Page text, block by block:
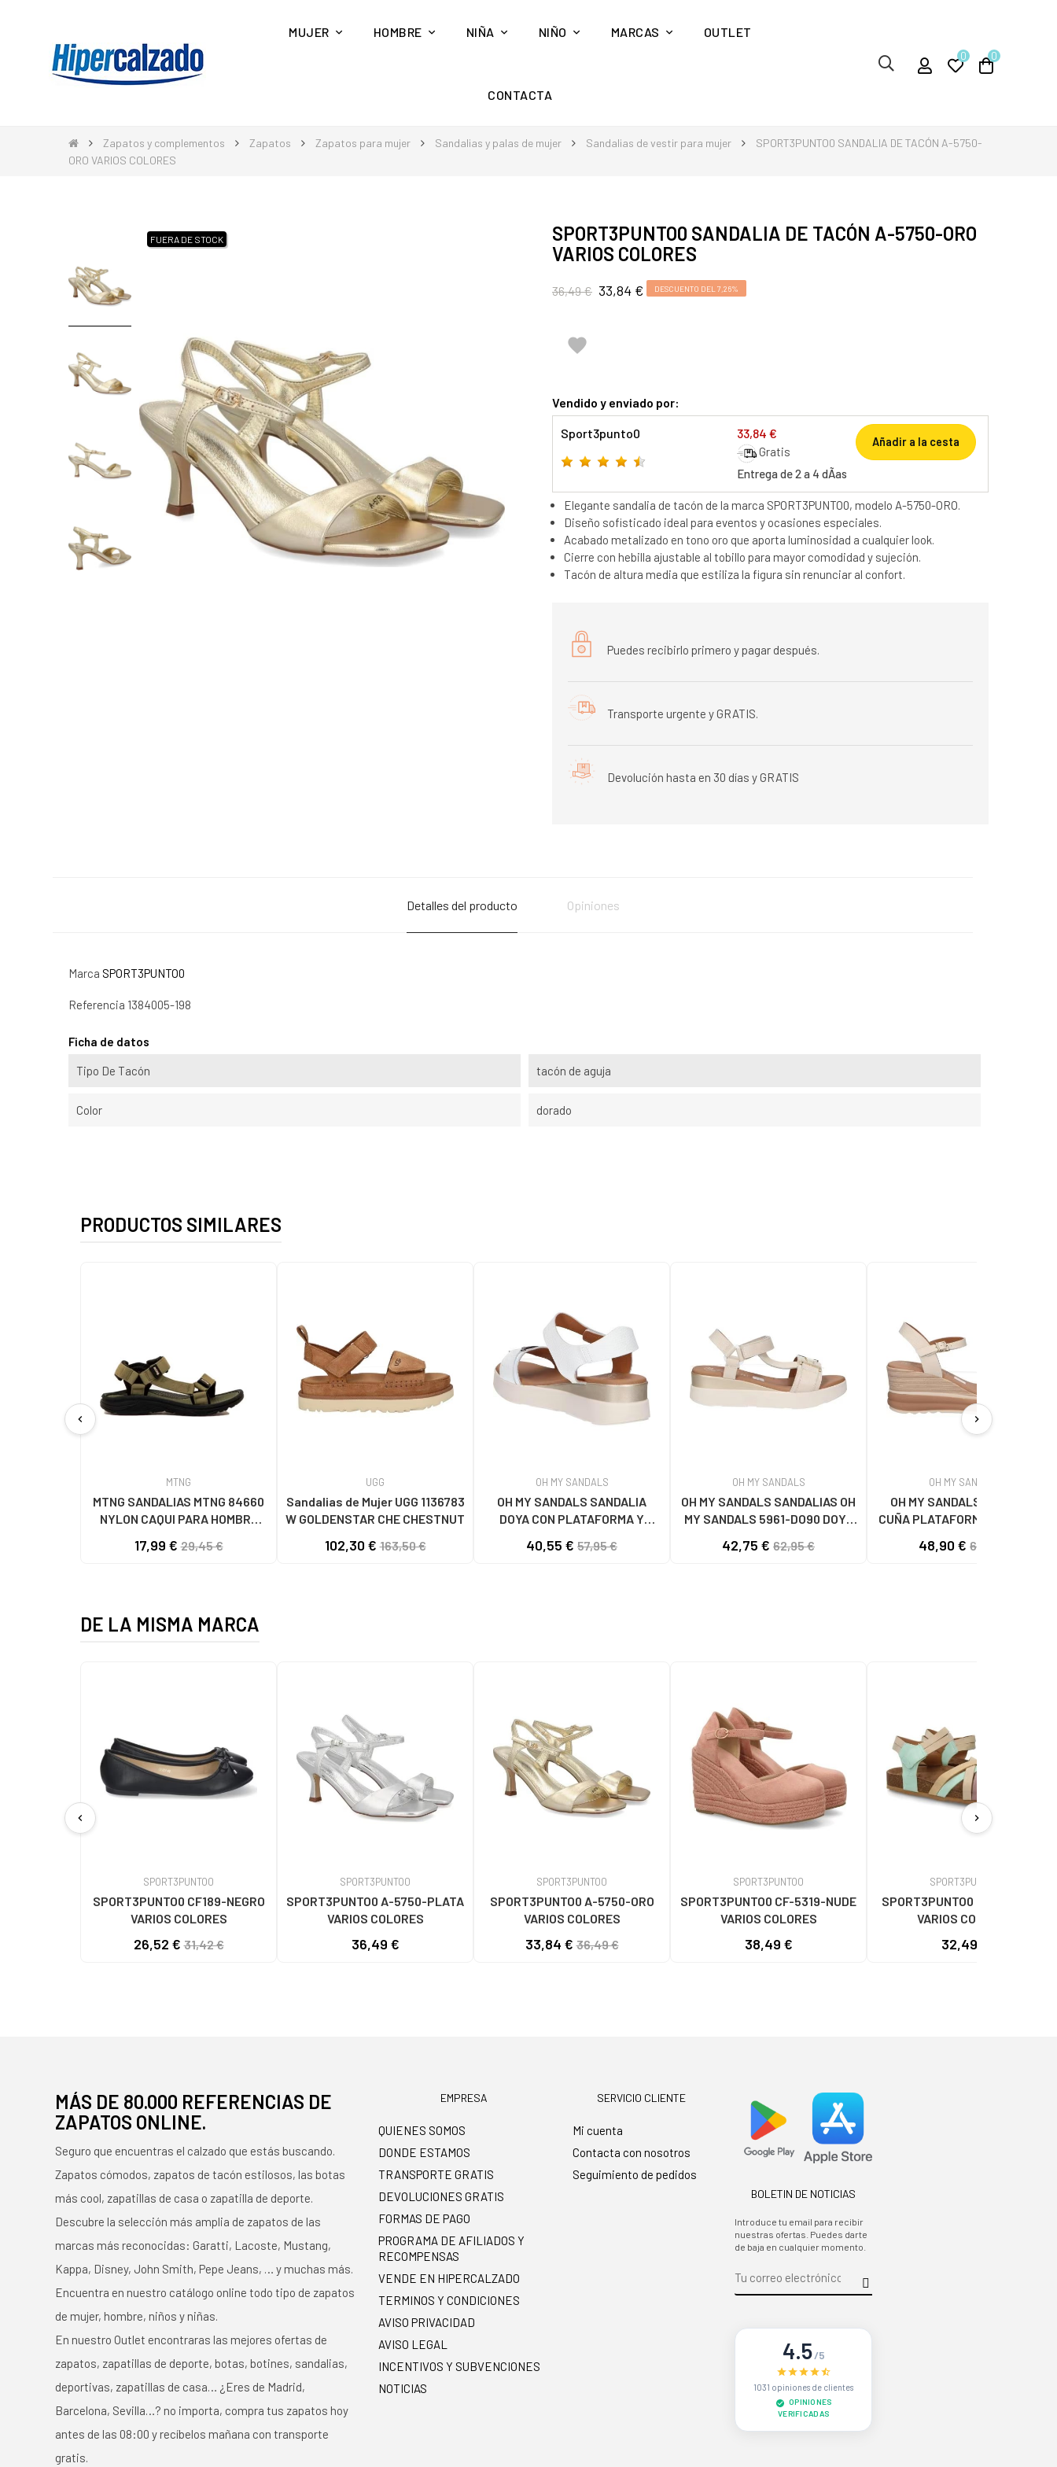
MUJER HOMBRE NIÑA NIÑO MARCAS OUTLET
CONTACTA
0 0
Zapatos y complementos Zapatos Zapatos para mujer Sandalias y palas de mujer Sandalias de vestir para mujer
SPORT3PUNTO0 SANDALIA DE TACÓN A-5750-
ORO VARIOS COLORES
FUERA DE STOCK
SPORT3PUNTO0 SANDALIA DE TACÓN A-5750-ORO
VARIOS COLORES
36,49 € 33,84 € DESCUENTO DEL 7,26%

Vendido y enviado por:
Sport3punto0 33,84 €
Gratis
Entrega de 2 a 4 dÃ­as
Añadir a la cesta
Elegante sandalia de tacón de la marca SPORT3PUNTO0, modelo A-5750-ORO.
Diseño sofisticado ideal para eventos y ocasiones especiales.
Acabado metalizado en tono oro que aporta luminosidad a cualquier look.
Cierre con hebilla ajustable al tobillo para mayor comodidad y sujeción.
Tacón de altura media que estiliza la figura sin renunciar al confort.
Puedes recibirlo primero y pagar después.
Transporte urgente y GRATIS.
Devolución hasta en 30 días y GRATIS
Detalles del producto Opiniones
Marca SPORT3PUNTO0
Referencia 1384005-198
Ficha de datos
Tipo De Tacón tacón de aguja
Color dorado
PRODUCTOS SIMILARES
chevron_left
MTNG
MTNG SANDALIAS MTNG 84660
NYLON CAQUI PARA HOMBRE
17,99 €29,45 €
UGG
Sandalias de Mujer UGG 1136783
W GOLDENSTAR CHE CHESTNUT
102,30 €163,50 €
OH MY SANDALS
OH MY SANDALS SANDALIA
DOYA CON PLATAFORMA Y
BLANCO
40,55 € 57,95 €
OH MY SANDALS
OH MY SANDALS SANDALIAS OH
MY SANDALS 5961-DO90 DOYA
42,75 € 62,95 €
OH MY SANDALS
OH MY SANDALS SANDALIA
CUÑA PLATAFORMA DOYA 5993
48,90 € 62,95 €
chevron_right
DE LA MISMA MARCA
chevron_left
SPORT3PUNTO0
SPORT3PUNTO0 CF189-NEGRO
VARIOS COLORES
26,52 €31,42 €
SPORT3PUNTO0
SPORT3PUNTO0 A-5750-PLATA
VARIOS COLORES
36,49 €
SPORT3PUNTO0
SPORT3PUNTO0 A-5750-ORO
VARIOS COLORES
33,84 €36,49 €
SPORT3PUNTO0
SPORT3PUNTO0 CF-5319-NUDE
VARIOS COLORES
38,49 €
SPORT3PUNTO0
SPORT3PUNTO0 CK-43-AZUL
VARIOS COLORES
32,49 €
chevron_right
MÁS DE 80.000 REFERENCIAS DE
ZAPATOS ONLINE.
Seguro que encuentras el calzado que estás buscando.
Zapatos cómodos, zapatos de tacón estilosos, las botas
más cool, zapatillas de casa o zapatilla de deporte.
Descubre la selección más amplia de zapatos de las
marcas más reconocidas: Garatti, Lacoste, Mustang,
Kappa, Disney, John Smith, Pepe Jeans, … y muchas más.
Encuentra en nuestro catálogo online todo tipo de zapatos
de mujer, hombre, niños y niñas.
En nuestro Outlet encontraras las mejores ofertas de
zapatos, zapatillas de deporte, botas, botines, sandalias,
deportivas, zapatillas de casa… ¿Eres de Madrid,
Barcelona, Sevilla…? no importa, compra tus zapatos hoy
antes de las 08:00 y recíbelos mañana con transporte
gratis.
EMPRESA
QUIENES SOMOS
DONDE ESTAMOS
TRANSPORTE GRATIS
DEVOLUCIONES GRATIS
FORMAS DE PAGO
PROGRAMA DE AFILIADOS Y
RECOMPENSAS
VENDE EN HIPERCALZADO
TERMINOS Y CONDICIONES
AVISO PRIVACIDAD
AVISO LEGAL
INCENTIVOS Y SUBVENCIONES
NOTICIAS
SERVICIO CLIENTE
Mi cuenta
Contacta con nosotros
Seguimiento de pedidos
BOLETIN DE NOTICIAS
Introduce tu email para recibir
nuestras ofertas. Puedes darte
de baja en cualquier momento.
4.5/5
1031 opiniones de clientes
OPINIONES
VERIFICADAS